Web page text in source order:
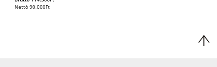
Nettó 90.000Ft